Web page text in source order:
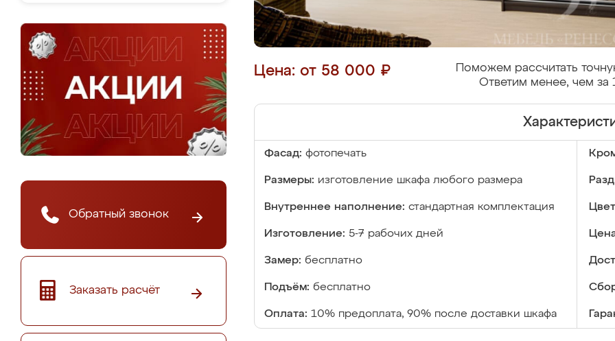
Обратный звонок
Заказать расчёт
Цена: от 58 000 ₽
Поможем рассчитать
Ответим менее, чем за
Фасад: фотопечать
Размеры: изготовление шкафа любого размера
Внутреннее наполнение: стандартная комплектация
Изготовление: 5-7 рабочих дней
Замер: бесплатно
Подъём: бесплатно
Оплата: 10% предоплата, 90% после доставки шкафа